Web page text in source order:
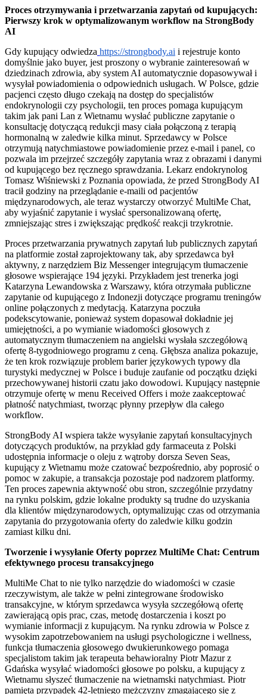
Proces otrzymywania i przetwarzania zapytań od kupujących:
Pierwszy krok w optymalizowanym workflow na StrongBody
AI
Gdy kupujący odwiedza https://strongbody.ai i rejestruje konto
domyślnie jako buyer, jest proszony o wybranie zainteresowań w
dziedzinach zdrowia, aby system AI automatycznie dopasowywał i
wysyłał powiadomienia o odpowiednich usługach. W Polsce, gdzie
pacjenci często długo czekają na dostęp do specjalistów
endokrynologii czy psychologii, ten proces pomaga kupującym
takim jak pani Lan z Wietnamu wysłać publiczne zapytanie o
konsultację dotyczącą redukcji masy ciała połączoną z terapią
hormonalną w zaledwie kilka minut. Sprzedawcy w Polsce
otrzymują natychmiastowe powiadomienie przez e-mail i panel, co
pozwala im przejrzeć szczegóły zapytania wraz z obrazami i danymi
od kupującego bez ręcznego sprawdzania. Lekarz endokrynolog
Tomasz Wiśniewski z Poznania opowiada, że przed StrongBody AI
tracił godziny na przeglądanie e-maili od pacjentów
międzynarodowych, ale teraz wystarczy otworzyć MultiMe Chat,
aby wyjaśnić zapytanie i wysłać spersonalizowaną ofertę,
zmniejszając stres i zwiększając prędkość reakcji trzykrotnie.
Proces przetwarzania prywatnych zapytań lub publicznych zapytań
na platformie został zaprojektowany tak, aby sprzedawca był
aktywny, z narzędziem Biz Messenger integrującym tłumaczenie
głosowe wspierające 194 języki. Przykładem jest trenerka jogi
Katarzyna Lewandowska z Warszawy, która otrzymała publiczne
zapytanie od kupującego z Indonezji dotyczące programu treningów
online połączonych z medytacją. Katarzyna poczuła
podekscytowanie, ponieważ system dopasował dokładnie jej
umiejętności, a po wymianie wiadomości głosowych z
automatycznym tłumaczeniem na angielski wysłała szczegółową
ofertę 8-tygodniowego programu z ceną. Głębsza analiza pokazuje,
że ten krok rozwiązuje problem barier językowych typowy dla
turystyki medycznej w Polsce i buduje zaufanie od początku dzięki
przechowywanej historii czatu jako dowodowi. Kupujący następnie
otrzymuje ofertę w menu Received Offers i może zaakceptować
płatność natychmiast, tworząc płynny przepływ dla całego
workflow.
StrongBody AI wspiera także wysyłanie zapytań konsultacyjnych
dotyczących produktów, na przykład gdy farmaceuta z Polski
udostępnia informacje o oleju z wątroby dorsza Seven Seas,
kupujący z Wietnamu może czatować bezpośrednio, aby poprosić o
pomoc w zakupie, a transakcja pozostaje pod nadzorem platformy.
Ten proces zapewnia aktywność obu stron, szczególnie przydatny
na rynku polskim, gdzie lokalne produkty są trudne do uzyskania
dla klientów międzynarodowych, optymalizując czas od otrzymania
zapytania do przygotowania oferty do zaledwie kilku godzin
zamiast kilku dni.
Tworzenie i wysyłanie Oferty poprzez MultiMe Chat: Centrum
efektywnego procesu transakcyjnego
MultiMe Chat to nie tylko narzędzie do wiadomości w czasie
rzeczywistym, ale także w pełni zintegrowane środowisko
transakcyjne, w którym sprzedawca wysyła szczegółową ofertę
zawierającą opis prac, czas, metodę dostarczenia i koszt po
wymianie informacji z kupującym. Na rynku zdrowia w Polsce z
wysokim zapotrzebowaniem na usługi psychologiczne i wellness,
funkcja tłumaczenia głosowego dwukierunkowego pomaga
specjalistom takim jak terapeuta behawioralny Piotr Mazur z
Gdańska wysyłać wiadomości głosowe po polsku, a kupujący z
Wietnamu słyszeć tłumaczenie na wietnamski natychmiast. Piotr
pamięta przypadek 42-letniego mężczyzny zmagającego się z